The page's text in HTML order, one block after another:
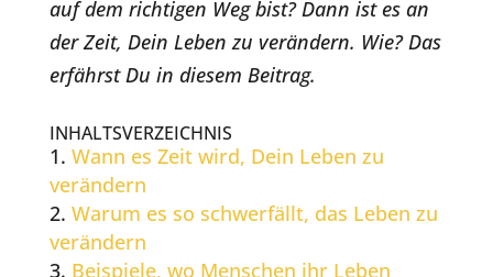
auf dem richtigen Weg bist? Dann ist es an
der Zeit, Dein Leben zu verändern. Wie? Das
erfährst Du in diesem Beitrag.
INHALTSVERZEICHNIS
Wann es Zeit wird, Dein Leben zu
verändern
Warum es so schwerfällt, das Leben zu
verändern
Beispiele, wo Menschen ihr Leben